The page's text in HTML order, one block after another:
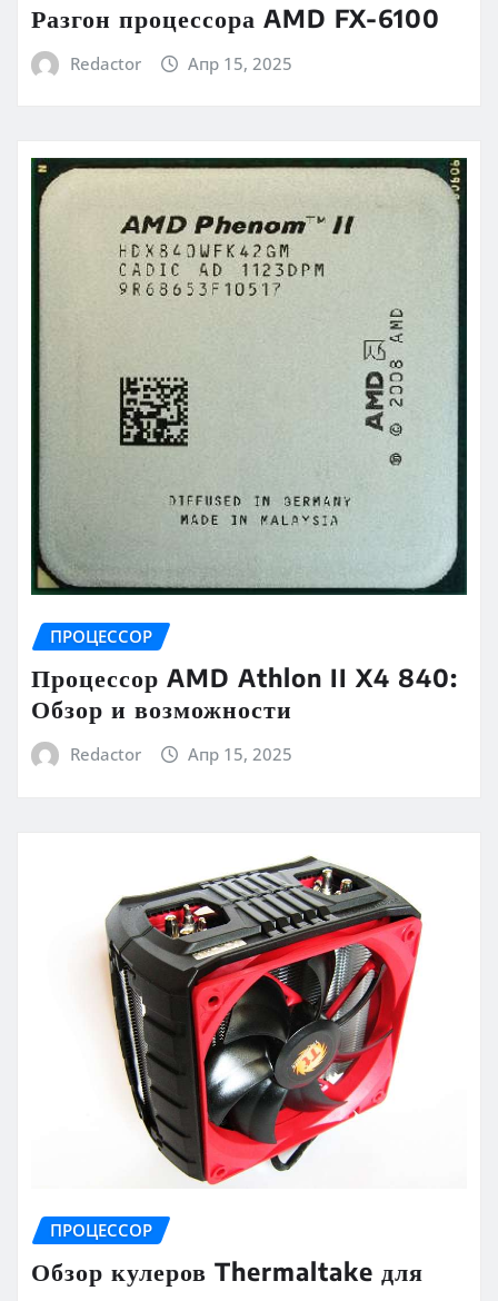
Разгон процессора AMD FX-6100
Redactor Апр 15, 2025
ПРОЦЕССОР
Процессор AMD Athlon II X4 840:
Обзор и возможности
Redactor Апр 15, 2025
ПРОЦЕССОР
Обзор кулеров Thermaltake для